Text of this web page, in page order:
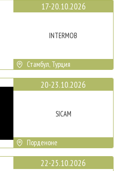
17-20.10.2026
INTERMOB
Стамбул, Турция
20-23.10.2026
SICAM
Порденоне
22-25.10.2026